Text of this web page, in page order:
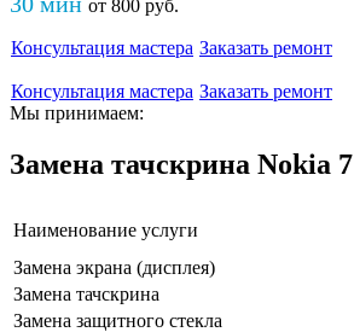
от 800 руб.
Консультация мастера Заказать ремонт
Консультация мастера Заказать ремонт
Мы принимаем:
Замена тачскрина Nokia 7
Наименование услуги
Замена экрана (дисплея)
Замена тачскрина
Замена защитного стекла